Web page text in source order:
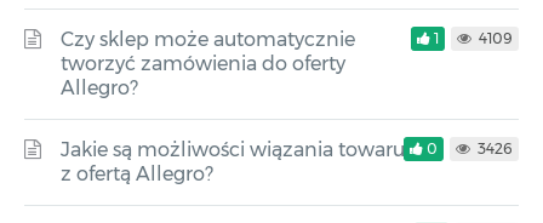
Czy sklep może automatycznie
tworzyć zamówienia do oferty
Allegro?
1 4109
Jakie są możliwości wiązania towaru
z ofertą Allegro?
0 3426